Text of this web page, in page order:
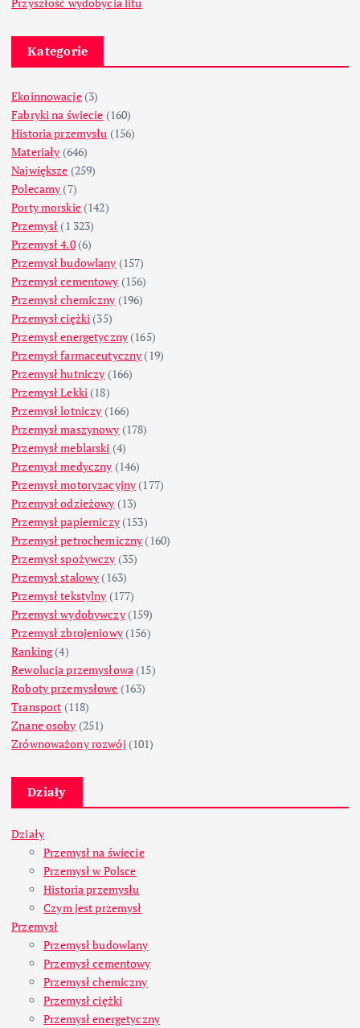
Przyszłość wydobycia litu
Kategorie
Ekoinnowacje(3)
Fabryki na świecie (160)
Historia przemysłu (156)
Materiały (646)
Największe (259)
Polecamy (7)
Porty morskie(142)
Przemysł (1 323)
Przemysł 4.0(6)
Przemysł budowlany (157)
Przemysł cementowy (156)
Przemysł chemiczny (196)
Przemysł ciężki (35)
Przemysł energetyczny (165)
Przemysł farmaceutyczny (19)
Przemysł hutniczy (166)
Przemysł Lekki (18)
Przemysł lotniczy (166)
Przemysł maszynowy (178)
Przemysł meblarski (4)
Przemysł medyczny (146)
Przemysł motoryzacyjny (177)
Przemysł odzieżowy (13)
Przemysł papierniczy(153)
Przemysł petrochemiczny (160)
Przemysł spożywczy (35)
Przemysł stalowy (163)
Przemysł tekstylny (177)
Przemysł wydobywczy(159)
Przemysł zbrojeniowy(156)
Ranking(4)
Rewolucja przemysłowa (15)
Roboty przemysłowe (163)
Transport (118)
Znane osoby (251)
Zrównoważony rozwój (101)
Działy
Działy
Przemysł na świecie
Przemysł w Polsce
Historia przemysłu
Czym jest przemysł
Przemysł
Przemysł budowlany
Przemysł cementowy
Przemysł chemiczny
Przemysł ciężki
Przemysł energetyczny